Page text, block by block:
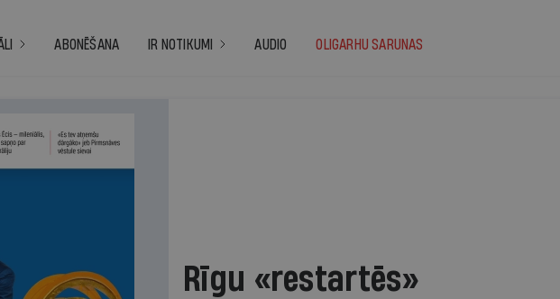
ABONĒŠANA IR NOTIKUMI AUDIO OLIGARHU SARUNAS
2020
Rīgu «restartēs»